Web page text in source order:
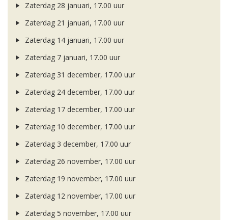
Zaterdag 28 januari, 17.00 uur
Zaterdag 21 januari, 17.00 uur
Zaterdag 14 januari, 17.00 uur
Zaterdag 7 januari, 17.00 uur
Zaterdag 31 december, 17.00 uur
Zaterdag 24 december, 17.00 uur
Zaterdag 17 december, 17.00 uur
Zaterdag 10 december, 17.00 uur
Zaterdag 3 december, 17.00 uur
Zaterdag 26 november, 17.00 uur
Zaterdag 19 november, 17.00 uur
Zaterdag 12 november, 17.00 uur
Zaterdag 5 november, 17.00 uur